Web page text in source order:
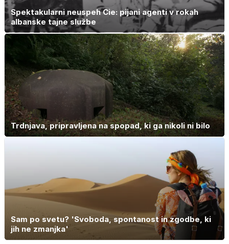
Spektakularni neuspeh Cie: pijani agenti v rokah
albanske tajne službe
Trdnjava, pripravljena na spopad, ki ga nikoli ni bilo
Sam po svetu? 'Svoboda, spontanost in zgodbe, ki
jih ne zmanjka'